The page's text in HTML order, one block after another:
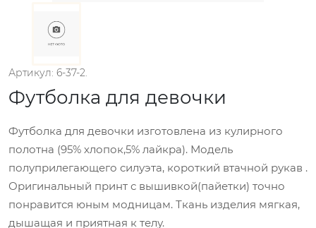
Артикул: 6-37-2.
Футболка для девочки
Футболка для девочки изготовлена из кулирного
полотна (95% хлопок,5% лайкра). Модель
полуприлегающего силуэта, короткий втачной рукав .
Оригинальный принт с вышивкой(пайетки) точно
понравится юным модницам. Ткань изделия мягкая,
дышащая и приятная к телу.